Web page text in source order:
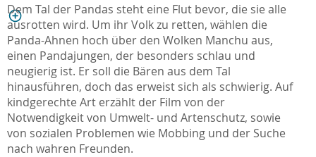
Dem Tal der Pandas steht eine Flut bevor, die sie alle
ausrotten wird. Um ihr Volk zu retten, wählen die
Panda-Ahnen hoch über den Wolken Manchu aus,
einen Pandajungen, der besonders schlau und
neugierig ist. Er soll die Bären aus dem Tal
hinausführen, doch das erweist sich als schwierig. Auf
kindgerechte Art erzählt der Film von der
Notwendigkeit von Umwelt- und Artenschutz, sowie
von sozialen Problemen wie Mobbing und der Suche
nach wahren Freunden.